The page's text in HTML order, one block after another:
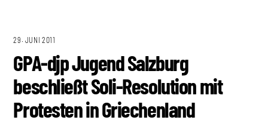
29. JUNI 2011
GPA-djp Jugend Salzburg
beschließt Soli-Resolution mit
Protesten in Griechenland